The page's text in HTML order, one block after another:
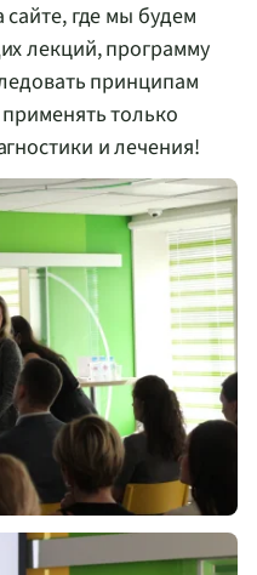
где мы будем
лекций, программу
принципам
только
и лечения!